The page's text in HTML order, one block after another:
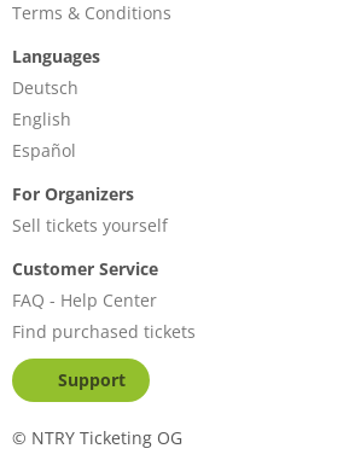
Terms & Conditions
Languages
Deutsch
English
Español
For Organizers
Sell tickets yourself
Customer Service
FAQ - Help Center
Find purchased tickets
Support
© NTRY Ticketing OG